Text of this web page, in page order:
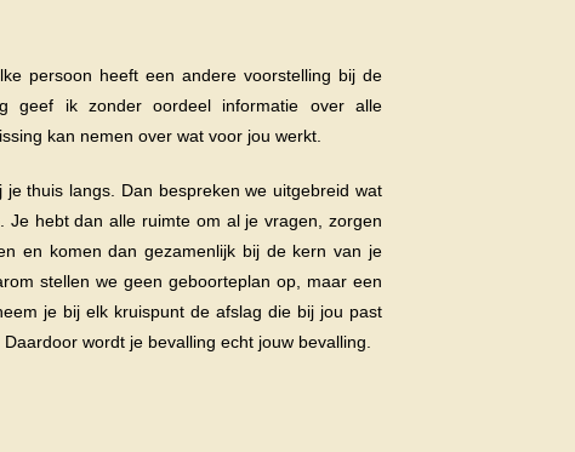
persoon heeft een andere voorstelling bij de
geef ik zonder oordeel informatie over alle
kan nemen over wat voor jou werkt.
thuis langs. Dan bespreken we uitgebreid wat
Je hebt dan alle ruimte om al je vragen, zorgen
en komen dan gezamenlijk bij de kern van je
stellen we geen geboorteplan op, maar een
je bij elk kruispunt de afslag die bij jou past
wordt je bevalling echt jouw bevalling.